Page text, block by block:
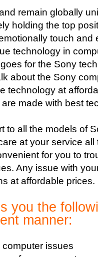
remain globally
holding the top
touch and
technology in
for the Sony
about the Sony
technology at
made with best
to all the models of
at your service
for you to
Any issue with
at affordable prices.
you the
manner:
issues